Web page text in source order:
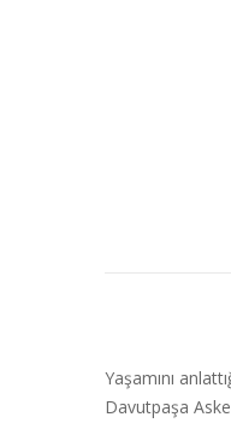
Yaşamını
Davutpaşa